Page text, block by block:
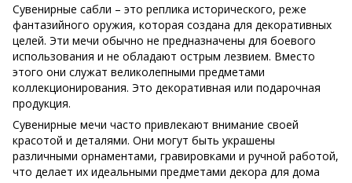
Сувенирные сабли – это реплика исторического, реже
фантазийного оружия, которая создана для декоративных
целей. Эти мечи обычно не предназначены для боевого
использования и не обладают острым лезвием. Вместо
этого они служат великолепными предметами
коллекционирования. Это декоративная или подарочная
продукция.
Сувенирные мечи часто привлекают внимание своей
красотой и деталями. Они могут быть украшены
различными орнаментами, гравировками и ручной работой,
что делает их идеальными предметами декора для дома